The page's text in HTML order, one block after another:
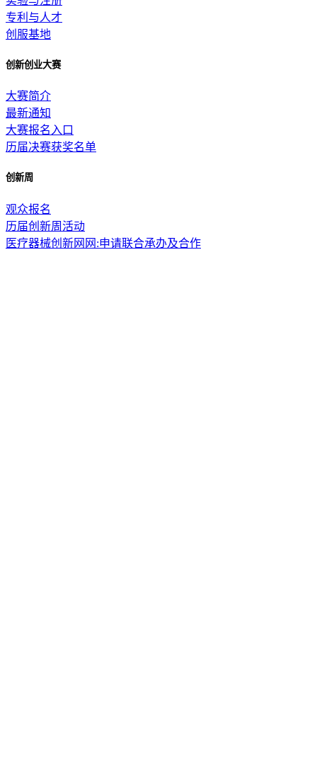
专利与人才
创服基地
创新创业大赛
大赛简介
最新通知
大赛报名入口
历届决赛获奖名单
创新周
观众报名
历届创新周活动
医疗器械创新网网:申请联合承办及合作